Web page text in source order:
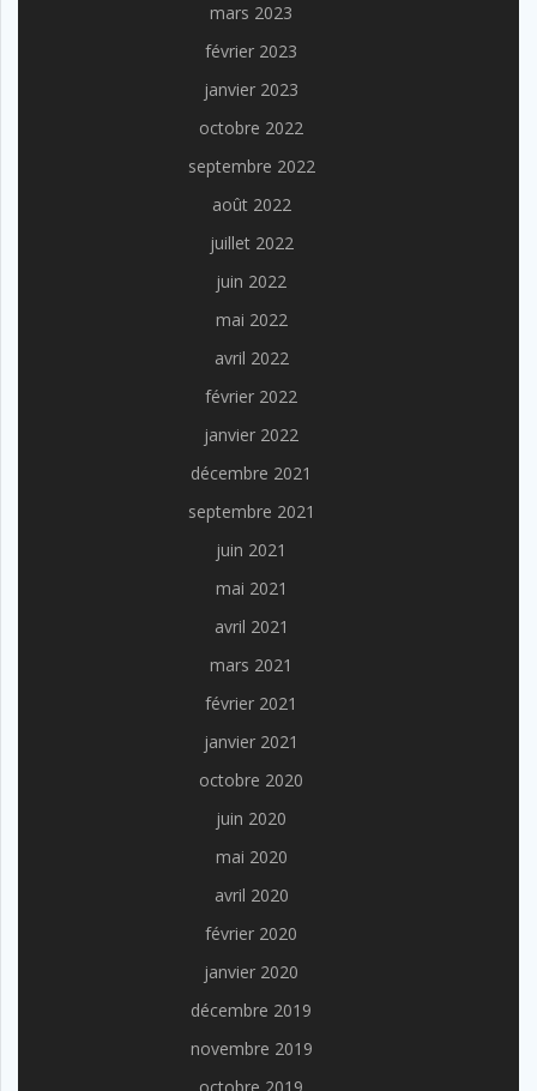
mars 2023
février 2023
janvier 2023
octobre 2022
septembre 2022
août 2022
juillet 2022
juin 2022
mai 2022
avril 2022
février 2022
janvier 2022
décembre 2021
septembre 2021
juin 2021
mai 2021
avril 2021
mars 2021
février 2021
janvier 2021
octobre 2020
juin 2020
mai 2020
avril 2020
février 2020
janvier 2020
décembre 2019
novembre 2019